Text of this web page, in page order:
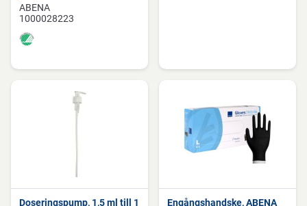
ABENA
1000028223
Doseringspump, 1,5 ml till 1 Engångshandske, ABENA